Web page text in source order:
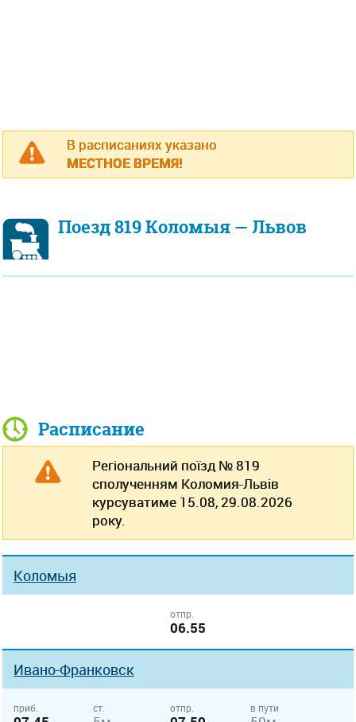
В расписаниях указано
МЕСТНОЕ ВРЕМЯ!
Поезд 819 Коломыя — Львов
Расписание
Регіональний поїзд № 819
сполученням Коломия-Львів
курсуватиме 15.08, 29.08.2026
року.
Коломыя
отпр.
06.55
Ивано-Франковск
приб. ст. отпр. в пути